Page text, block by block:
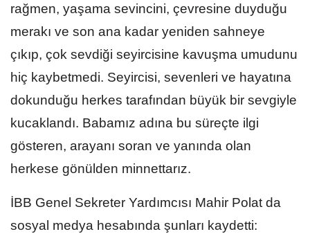
rağmen, yaşama sevincini, çevresine duyduğu
merakı ve son ana kadar yeniden sahneye
çıkıp, çok sevdiği seyircisine kavuşma umudunu
hiç kaybetmedi. Seyircisi, sevenleri ve hayatına
dokunduğu herkes tarafından büyük bir sevgiyle
kucaklandı. Babamız adına bu süreçte ilgi
gösteren, arayanı soran ve yanında olan
herkese gönülden minnettarız.
İBB Genel Sekreter Yardımcısı Mahir Polat da
sosyal medya hesabında şunları kaydetti: